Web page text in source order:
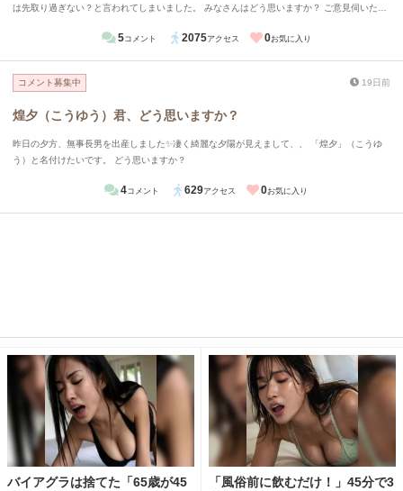
は先取り過ぎない？と言われてしまいました。 みなさんはどう思いますか？ ご意見伺いたい
5コメント 2075アクセス 0お気に入り
コメント募集中 19日前
煌夕（こうゆう）君、どう思いますか？
昨日の夕方、無事長男を出産しました✨凄く綺麗な夕陽が見えまして、、 「煌夕」（こうゆ
う）と名付けたいです。 どう思いますか？
4コメント 629アクセス 0お気に入り
バイアグラは捨てた「65歳が45
「風俗前に飲むだけ！」45分で3